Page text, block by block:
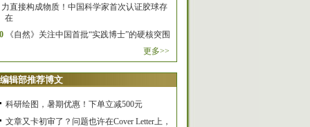
力直接构成物质！中国科学家首次认证胶球存
在
《自然》关注中国首批“实践博士”的硬核突围
更多>>
编辑部推荐博文
科研绘图，暑期优惠！下单立减500元
文章又卡初审了？问题也许在Cover Letter上，